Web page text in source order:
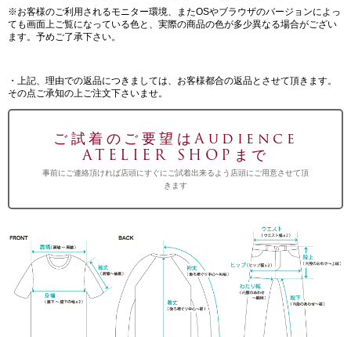
※お客様のご利用されるモニター環境、またOSやブラウザのバージョンによっ
ても画面上ご覧になっている色と、実際の商品の色が多少異なる場合がござい
ます。予めご了承下さい。
・上記、理由での返品につきましては、お客様都合の返品とさせて頂きます。
その点ご承知の上ご注文下さいませ。
ご試着のご要望はAudience
ATELIER SHOPまで
事前にご連絡頂ければ店頭にすぐにご試着出来るよう店頭にご用意させて頂
きます